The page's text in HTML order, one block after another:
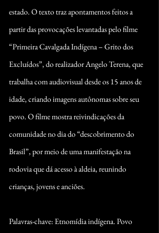
estado. O texto traz apontamentos feitos a
partir das provocações levantadas pelo filme
“Primeira Cavalgada Indígena – Grito dos
Excluídos”, do realizador Angelo Terena, que
trabalha com audiovisual desde os 15 anos de
idade, criando imagens autônomas sobre seu
povo. O filme mostra reivindicações da
comunidade no dia do “descobrimento do
Brasil”, por meio de uma manifestação na
rodovia que dá acesso à aldeia, reunindo
crianças, jovens e anciões.
Palavras-chave: Etnomídia indígena. Povo